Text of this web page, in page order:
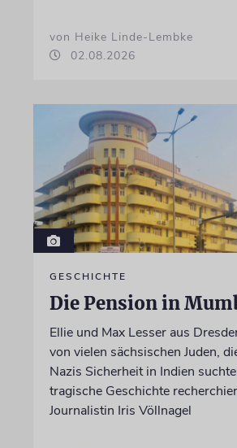
von Heike Linde-Lembke
02.08.2026
GESCHICHTE
Die Pension in
Ellie und Max Lesser aus
von vielen sächsischen Juden,
Nazis Sicherheit in Indien
tragische Geschichte
Journalistin Iris Völlnagel